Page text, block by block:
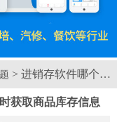
> 进销存软件哪个好
获取商品库存信息